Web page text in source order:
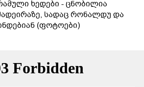
ხედები - ცნობილია
სადაც რონალდუ და
(ფოტოები)